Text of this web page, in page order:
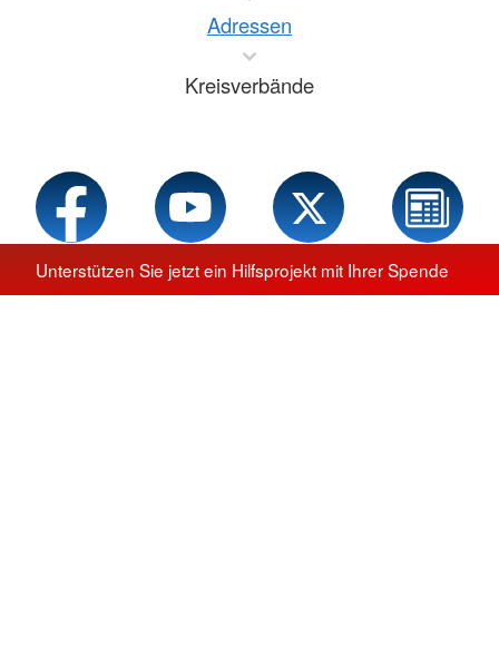
Unterstützen Sie jetzt ein Hilfsprojekt mit Ihrer Spende
Adressen
Kreisverbände